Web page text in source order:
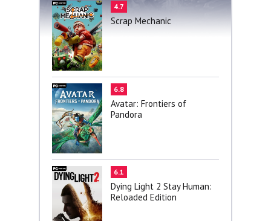
4.7
Scrap Mechanic
6.8
Avatar: Frontiers of
Pandora
6.1
Dying Light 2 Stay Human:
Reloaded Edition